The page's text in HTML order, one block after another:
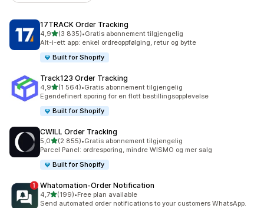
17TRACK Order Tracking
4,9av 5 stjerner
(3 835)
Totalt 3835 omtaler
•Gratis abonnement tilgjengelig
Alt-i-ett app: enkel ordreoppfølging, retur og bytte
Built for Shopify
Track123 Order Tracking
4,9av 5 stjerner
(1 564)
Totalt 1564 omtaler
•Gratis abonnement tilgjengelig
Egendefinert sporing for en flott bestillingsopplevelse
Built for Shopify
CWILL Order Tracking
5,0av 5 stjerner
(2 855)
Totalt 2855 omtaler
•Gratis abonnement tilgjengelig
Parcel Panel: ordresporing, mindre WISMO og mer salg
Built for Shopify
Whatomation‑Order Notification
4,7av 5 stjerner
(199)
Totalt 199 omtaler
•Free plan available
Send automated order notifications to your customers WhatsApp.